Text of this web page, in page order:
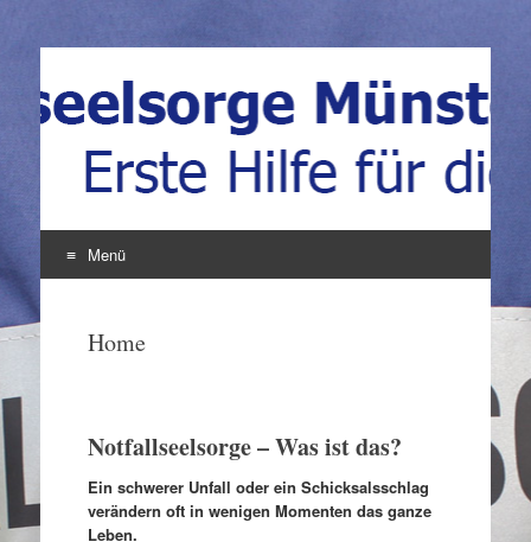
Notfallseelsorge
Münsterland
Erste Hilfe für die Seele
Menü
springenHome
Notfallseelsorge – Was ist das?
Ein schwerer Unfall oder ein Schicksalsschlag
verändern oft in wenigen Momenten das ganze
Leben.